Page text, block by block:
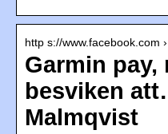
http s://www.facebook.com
Garmin pay,
besviken
Malmqvist